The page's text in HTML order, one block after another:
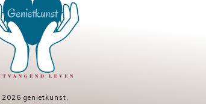
2026 genietkunst,